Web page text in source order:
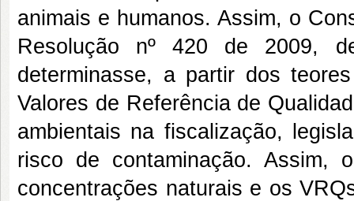
animais e humanos. Assim, o
Resolução nº 420 de 2009,
determinasse, a partir dos
Valores de Referência de
ambientais na fiscalização,
risco de contaminação. Assim,
concentrações naturais e os